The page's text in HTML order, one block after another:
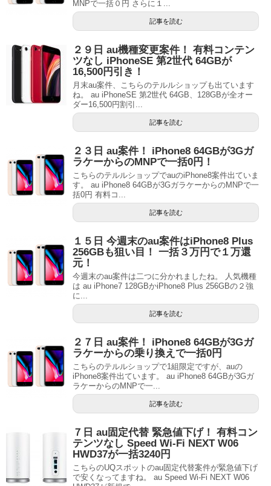
MNPで一括０円 さらに１...
記事を読む
２９日 au機種変更案件！ 有料コンテン
ツなし iPhoneSE 第2世代 64GBが
16,500円引き！
月末au案件、こちらのテルルショップも出ています
ね。 au iPhoneSE 第2世代 64GB、128GBが全オー
ダー16,500円割引...
記事を読む
２３日 au案件！ iPhone8 64GBが3Gガ
ラケーからのMNPで一括0円！
こちらのテルルショップでauのiPhone8案件出ていま
す。 au iPhone8 64GBが3GガラケーからのMNPで一
括0円 有料コ...
記事を読む
１５日 今週末のau案件はiPhone8 Plus
256GBも狙い目！ 一括３万円で１万還
元！
今週末のau案件は二つに分かれましたね。 人気機種
は au iPhone7 128GBかiPhone8 Plus 256GBの２強
に...
記事を読む
２７日 au案件！ iPhone8 64GBが3Gガ
ラケーからの乗り換えで一括0円
こちらのテルルショップで1組限定ですが、auの
iPhone8案件出ています。 au iPhone8 64GBが3Gガ
ラケーからのMNPで一...
記事を読む
７日 au固定代替 緊急値下げ！ 有料コン
テンツなし Speed Wi-Fi NEXT W06
HWD37が一括3240円
こちらのUQスポットのau固定代替案件が緊急値下げ
で安くなってますね。 au Speed Wi-Fi NEXT W06